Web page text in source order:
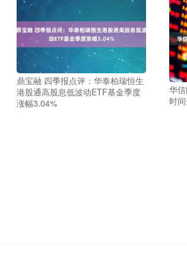
鼎宝融 四季报点评：华泰柏瑞恒生
港股通高股息低波动ETF基金季度
涨幅3.04%
华
时